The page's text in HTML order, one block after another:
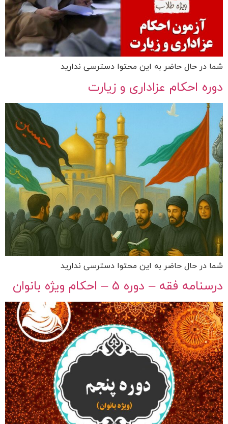
شما در حال حاضر به این محتوا دسترسی ندارید
دوره احکام عزاداری و زیارت
شما در حال حاضر به این محتوا دسترسی ندارید
درسنامه فقه – دوره 5 – احکام ویژه بانوان